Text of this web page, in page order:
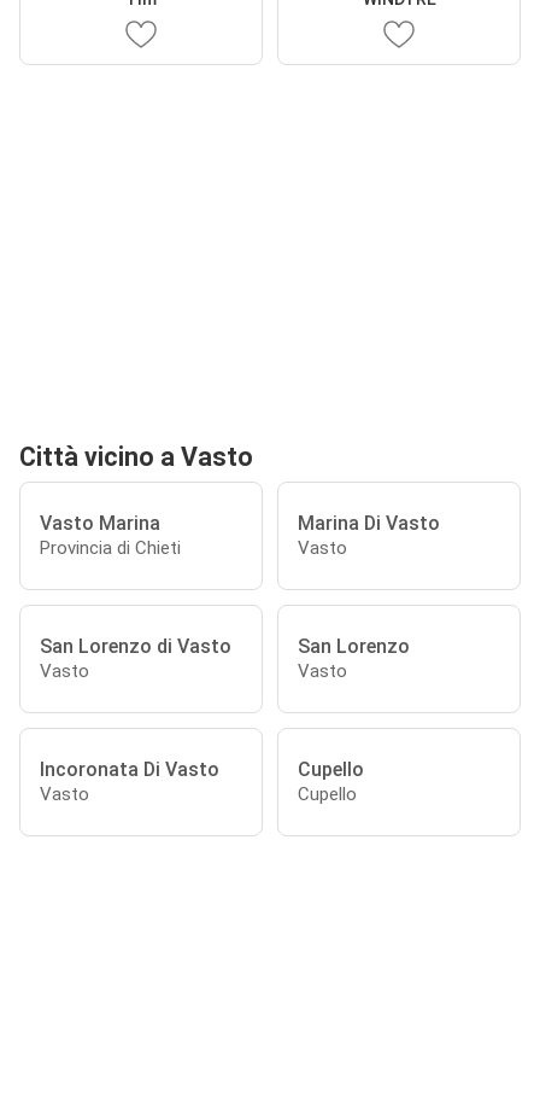
Città vicino a Vasto
Vasto Marina
Provincia di Chieti
Marina Di Vasto
Vasto
San Lorenzo di Vasto
Vasto
San Lorenzo
Vasto
Incoronata Di Vasto
Vasto
Cupello
Cupello